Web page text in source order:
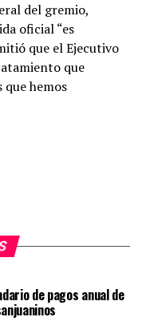
del gremio,
oficial “es
que el Ejecutivo
que
hemos
de pagos anual de